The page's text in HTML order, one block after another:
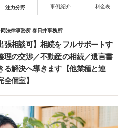
注力分野 事例紹介 料金表
法律事務所 春日井事務所
張相談可】相続をフルサポートす
理の交渉／不動産の相続／遺言書
る解決へ導きます【他業種と連
個室】